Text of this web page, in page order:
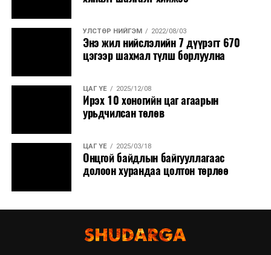
УЛСТӨР НИЙГЭМ 2022/08/03
Энэ жил нийслэлийн 7 дүүрэгт 670
цэгээр шахмал түлш борлуулна
ЦАГ ҮЕ 2025/12/08
Ирэх 10 хоногийн цаг агаарын
урьдчилсан төлөв
ЦАГ ҮЕ 2025/03/18
Онцгой байдлын байгууллагаас
долоон хурандаа цолтон төрлөө